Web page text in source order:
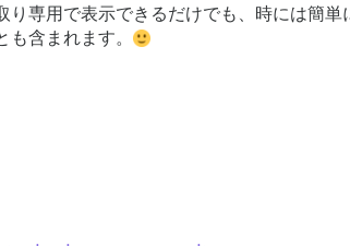
り専用で表示できるだけでも、時には簡
も含まれます。